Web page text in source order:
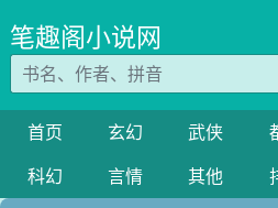
笔趣阁小说网
首页 玄幻 武侠
科幻
言情 其他